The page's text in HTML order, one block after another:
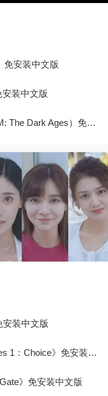
免安装中文版
安装中文版
毁灭战士：黑暗时代（DOOM: The Dark Ages）免安装中文版
安装中文版
《天平游戏1:抉择/Inner Scales 1：Choice》免安装中文版
》免安装中文版